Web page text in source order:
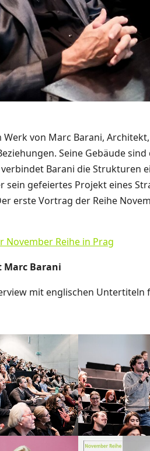
von Marc Barani,
Seine Gebäude
Barani die Strukturen
sein gefeiertes Projekt eines
erste Vortrag der Reihe
November Reihe in Prag
Barani
mit englischen Untertiteln
Show larger
Show larger